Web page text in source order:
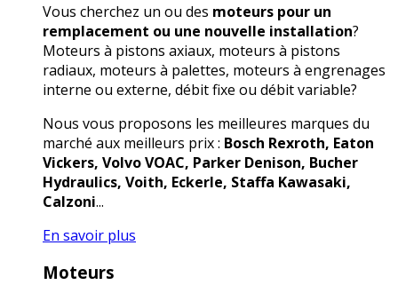
Vous cherchez un ou des moteurs pour un
remplacement ou une nouvelle installation?
Moteurs à pistons axiaux, moteurs à pistons
radiaux, moteurs à palettes, moteurs à engrenages
interne ou externe, débit fixe ou débit variable?
Nous vous proposons les meilleures marques du
marché aux meilleurs prix : Bosch Rexroth, Eaton
Vickers, Volvo VOAC, Parker Denison, Bucher
Hydraulics, Voith, Eckerle, Staffa Kawasaki,
Calzoni...
En savoir plus
Moteurs